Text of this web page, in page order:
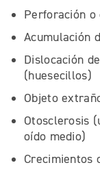
Perforación
Acumulación
Dislocación
(huesecillos)
Objeto
Otosclerosis
oído medio)
Crecimientos